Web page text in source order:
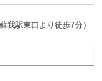
我駅東口より徒歩7分）